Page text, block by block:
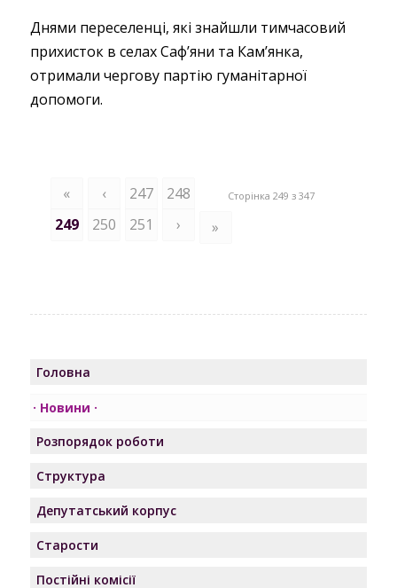
Днями переселенці, які знайшли тимчасовий
прихисток в селах Саф’яни та Кам’янка,
отримали чергову партію гуманітарної
допомоги.
Сторінка 249 з 347
« ‹ 247
248
249
250 251 › »
Головна
Новини
Розпорядок роботи
Структура
Депутатський корпус
Старости
Постійні комісії